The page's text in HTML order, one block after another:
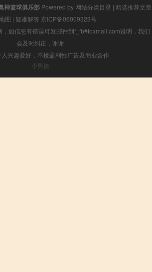
神篮球俱乐部Powered by 网站分类目录 | 精选推荐文章
图 | 疑难解答 京ICP备06009323号
如信息有错误可发邮件到f_fb#foxmail.com说明，我们
会及时纠正，谢谢
兴趣爱好，不接盈利性广告及商业合作
小男孩